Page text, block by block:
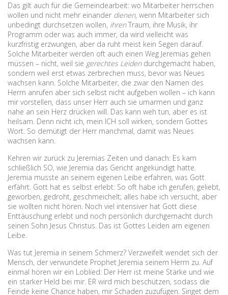
Das gilt auch für die Gemeindearbeit: wo Mitarbeiter herrschen
wollen und nicht mehr einander dienen, wenn Mitarbeiter sich
unbedingt durchsetzen wollen, ihrenTraum, ihre Musik, ihr
Programm oder was auch immer, da wird vielleicht was
kurzfristig erzwungen, aber da ruht meist kein Segen darauf.
Solche Mitarbeiter werden oft auch einen Weg Jeremias gehen
müssen – nicht, weil sie gerechtes Leiden durchgemacht haben,
sondern weil erst etwas zerbrechen muss, bevor was Neues
wachsen kann. Solche Mitarbeiter, die zwar den Namen des
Herrn anrufen aber sich selbst nicht aufgeben wollen – ich kann
mir vorstellen, dass unser Herr auch sie umarmen und ganz
nahe an sein Herz drücken will. Das kann weh tun, aber es ist
heilsam. Denn nicht ich, mein ICH soll wirken, sondern Gottes
Wort. So demütigt der Herr manchmal, damit was Neues
wachsen kann.
Kehren wir zurück zu Jeremias Zeiten und danach: Es kam
schließlich SO, wie Jeremia das Gericht angekündigt hatte.
Jeremia musste an seinem eigenen Leibe erfahren, was Gott
erfährt. Gott hat es selbst erlebt: So oft habe ich gerufen, geliebt,
geworben, gedroht, geschmeichelt; alles habe ich versucht, aber
sie wollten nicht hören. Noch viel intensiver hat Gott diese
Enttäuschung erlebt und noch persönlich durchgemacht durch
seinen Sohn Jesus Christus. Das ist Gottes Leiden am eigenen
Leibe.
Was tut Jeremia in seinem Schmerz? Verzweifelt wendet sich der
Mensch, der verwundete Prophet Jeremia seinem Herrn zu. Auf
einmal hören wir ein Loblied: Der Herr ist meine Stärke und wie
ein starker Held bei mir. ER wird mich beschützen, sodass die
Feinde keine Chance haben, mir Schaden zuzufügen. Singet dem